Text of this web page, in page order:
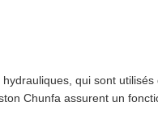
qui sont
Chunfa assurent un